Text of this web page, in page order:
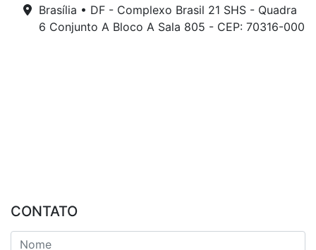
Brasília • DF - Complexo Brasil 21 SHS - Quadra
6 Conjunto A Bloco A Sala 805 - CEP: 70316-000
CONTATO